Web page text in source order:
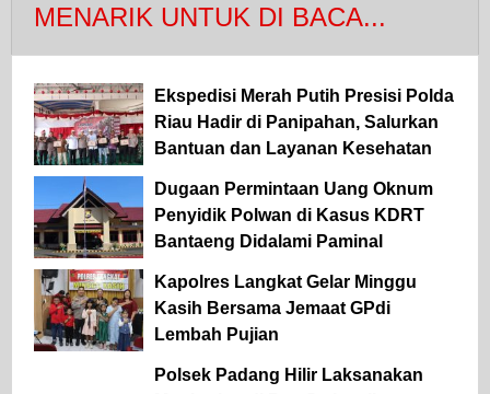
MENARIK UNTUK DI BACA...
Ekspedisi Merah Putih Presisi Polda
Riau Hadir di Panipahan, Salurkan
Bantuan dan Layanan Kesehatan
Dugaan Permintaan Uang Oknum
Penyidik Polwan di Kasus KDRT
Bantaeng Didalami Paminal
Kapolres Langkat Gelar Minggu
Kasih Bersama Jemaat GPdi
Lembah Pujian
Polsek Padang Hilir Laksanakan